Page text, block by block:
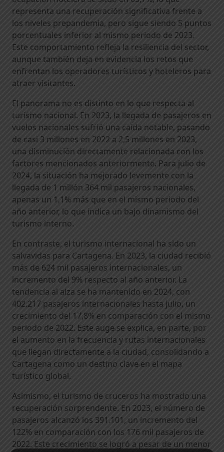
representa una recuperación significativa frente a
los niveles prepandemia, pero sigue siendo 5 puntos
porcentuales inferior al mismo periodo de 2023.
Este comportamiento refleja la resiliencia del sector,
aunque también deja en evidencia los retos que
enfrentan los operadores turísticos y hoteleros para
atraer visitantes.
El panorama no es distinto en lo que respecta al
turismo nacional. En 2023, la llegada de pasajeros en
vuelos nacionales sufrió una caída notable, pasando
de casi 3 millones en 2022 a 2,5 millones en 2023,
una disminución directamente relacionada con los
factores mencionados anteriormente. Para julio de
2024, la situación ha mejorado levemente con la
llegada de 1 millón 364 mil pasajeros nacionales,
apenas un 1,1% más que en el mismo periodo del
año anterior, lo que indica un bajo dinamismo del
turismo interno.
En contraste, el turismo internacional ha sido un
salvavidas para Cartagena. En 2023, la ciudad recibió
más de 624 mil pasajeros internacionales, un
incremento del 9% respecto al año anterior. La
tendencia al alza se ha mantenido en 2024, con
402.217 pasajeros internacionales hasta julio, un
crecimiento del 17,8% en comparación con el mismo
periodo de 2022. Este auge se explica, en parte, por
el aumento en la frecuencia y rutas internacionales
que llegan directamente a la ciudad, consolidando a
Cartagena como un destino clave en el mapa
turístico global.
Asimismo, el turismo de cruceros ha mostrado una
recuperación sorprendente. En 2023, el número de
pasajeros alcanzó los 391.101, un incremento del
122% en comparación con los 176 mil pasajeros de
2022. Este crecimiento se logró a pesar de un menor